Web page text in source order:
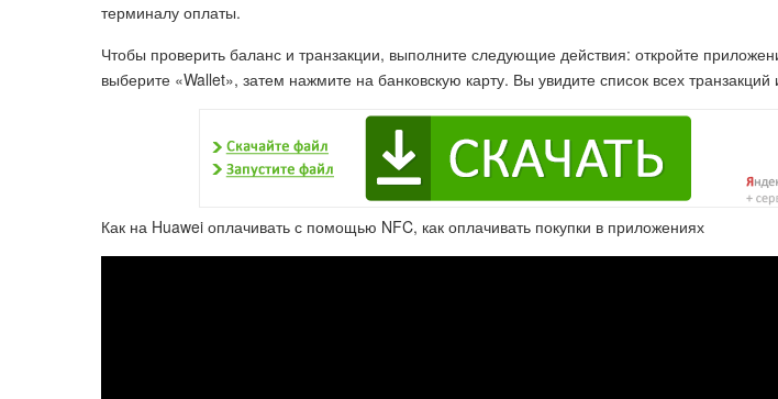
терминалу оплаты.
Чтобы проверить баланс и транзакции, выполните следующие действия: откройте
выберите «Wallet», затем нажмите на банковскую карту. Вы увидите список всех транзакций
Как на Huawei оплачивать с помощью NFC, как оплачивать покупки в приложениях